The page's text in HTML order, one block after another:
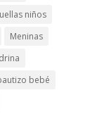
niños
Meninas
bebé